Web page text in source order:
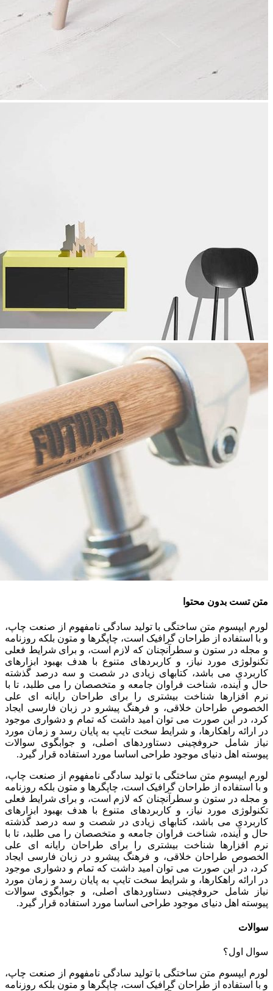
متن تست بدون محتوا
لورم ایپسوم متن ساختگی با تولید سادگی نامفهوم از صنعت چاپ،
و با استفاده از طراحان گرافیک است، چاپگرها و متون بلکه روزنامه
و مجله در ستون و سطرآنچنان که لازم است، و برای شرایط فعلی
تکنولوژی مورد نیاز، و کاربردهای متنوع با هدف بهبود ابزارهای
کاربردی می باشد، کتابهای زیادی در شصت و سه درصد گذشته
حال و آینده، شناخت فراوان جامعه و متخصصان را می طلبد، تا با
نرم افزارها شناخت بیشتری را برای طراحان رایانه ای علی
الخصوص طراحان خلاقی، و فرهنگ پیشرو در زبان فارسی ایجاد
کرد، در این صورت می توان امید داشت که تمام و دشواری موجود
در ارائه راهکارها، و شرایط سخت تایپ به پایان رسد و زمان مورد
نیاز شامل حروفچینی دستاوردهای اصلی، و جوابگوی سوالات
پیوسته اهل دنیای موجود طراحی اساسا مورد استفاده قرار گیرد.
لورم ایپسوم متن ساختگی با تولید سادگی نامفهوم از صنعت چاپ،
و با استفاده از طراحان گرافیک است، چاپگرها و متون بلکه روزنامه
و مجله در ستون و سطرآنچنان که لازم است، و برای شرایط فعلی
تکنولوژی مورد نیاز، و کاربردهای متنوع با هدف بهبود ابزارهای
کاربردی می باشد، کتابهای زیادی در شصت و سه درصد گذشته
حال و آینده، شناخت فراوان جامعه و متخصصان را می طلبد، تا با
نرم افزارها شناخت بیشتری را برای طراحان رایانه ای علی
الخصوص طراحان خلاقی، و فرهنگ پیشرو در زبان فارسی ایجاد
کرد، در این صورت می توان امید داشت که تمام و دشواری موجود
در ارائه راهکارها، و شرایط سخت تایپ به پایان رسد و زمان مورد
نیاز شامل حروفچینی دستاوردهای اصلی، و جوابگوی سوالات
پیوسته اهل دنیای موجود طراحی اساسا مورد استفاده قرار گیرد.
سوالات
سوال اول؟
لورم ایپسوم متن ساختگی با تولید سادگی نامفهوم از صنعت چاپ،
و با استفاده از طراحان گرافیک است، چاپگرها و متون بلکه روزنامه